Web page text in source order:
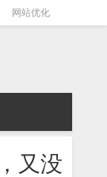
网站优化
巧
又没